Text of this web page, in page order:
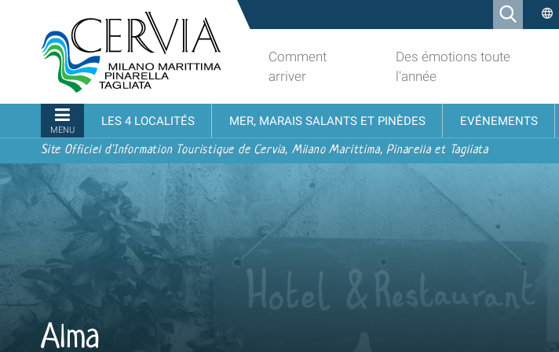
contenu.
à
navigation
Ricerca
Search…
turistico
ufficiale
Cervia,
Milano
Marittima,
Pinarella,
Tagliata
Comment
arriver
Des émotions toute
l'année
Navigation
MENU
LES 4 LOCALITÉS MER, MARAIS SALANTS ET PINÈDES EVÉNEMENTS
Site Officiel d'Information Touristique de Cervia, Milano Marittima, Pinarella et Tagliata
Alma